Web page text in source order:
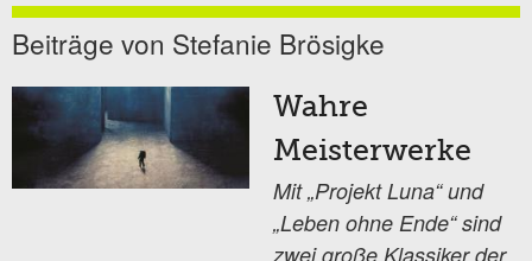
Beiträge von Stefanie Brösigke
Wahre
Meisterwerke
Mit „Projekt Luna“ und
„Leben ohne Ende“ sind
zwei große Klassiker der